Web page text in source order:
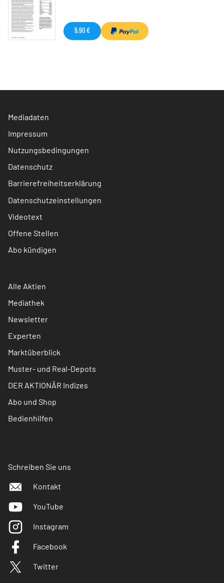
9,90 €
Mediadaten
Impressum
Nutzungsbedingungen
Datenschutz
Barrierefreiheitserklärung
Datenschutzeinstellungen
Videotext
Offene Stellen
Abo kündigen
Alle Aktien
Mediathek
Newsletter
Experten
Marktüberblick
Muster- und Real-Depots
DER AKTIONÄR Indizes
Abo und Shop
Bedienhilfen
Schreiben Sie uns
Kontakt
YouTube
Instagram
Facebook
Twitter